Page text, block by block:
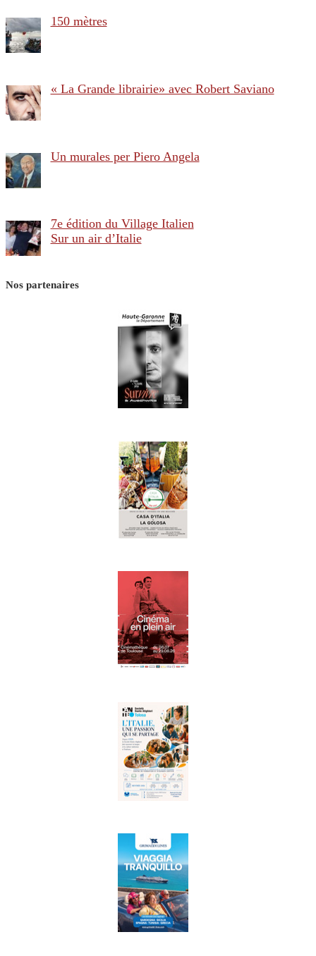
150 mètres
« La Grande librairie» avec Robert Saviano
Un murales per Piero Angela
7e édition du Village Italien
Sur un air d’Italie
Nos partenaires